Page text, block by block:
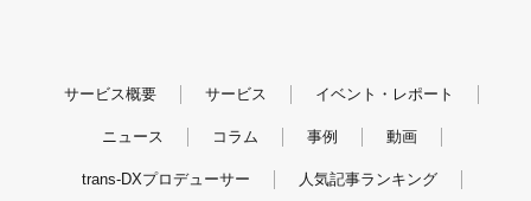
サービス概要 サービス イベント・レポート
ニュース コラム 事例 動画
trans-DXプロデューサー 人気記事ランキング